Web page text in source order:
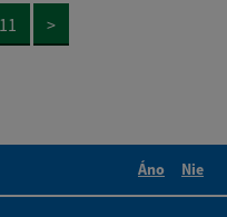
11 >
Áno
Nie